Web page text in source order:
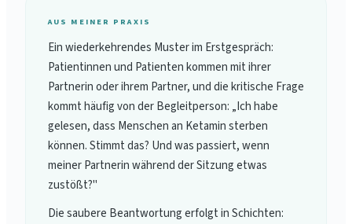
AUS MEINER PRAXIS
Ein wiederkehrendes Muster im Erstgespräch:
Patientinnen und Patienten kommen mit ihrer
Partnerin oder ihrem Partner, und die kritische Frage
kommt häufig von der Begleitperson: „Ich habe
gelesen, dass Menschen an Ketamin sterben
können. Stimmt das? Und was passiert, wenn
meiner Partnerin während der Sitzung etwas
zustößt?"
Die saubere Beantwortung erfolgt in Schichten: